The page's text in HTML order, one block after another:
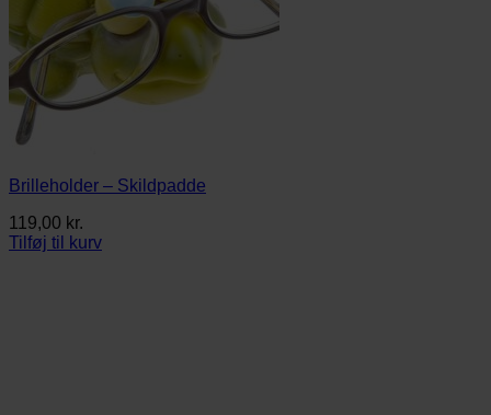
Brilleholder – Skildpadde
119,00 kr.
Tilføj til kurv